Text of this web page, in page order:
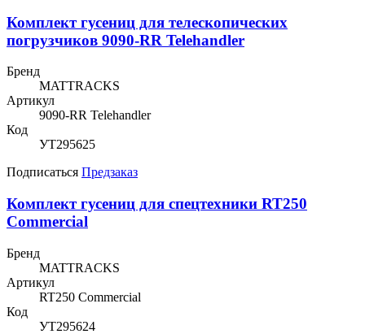
Комплект гусениц для телескопических
погрузчиков 9090-RR Telehandler
Бренд
MATTRACKS
Артикул
9090-RR Telehandler
Код
УТ295625
Подписаться Предзаказ
Комплект гусениц для спецтехники RT250
Commercial
Бренд
MATTRACKS
Артикул
RT250 Commercial
Код
УТ295624